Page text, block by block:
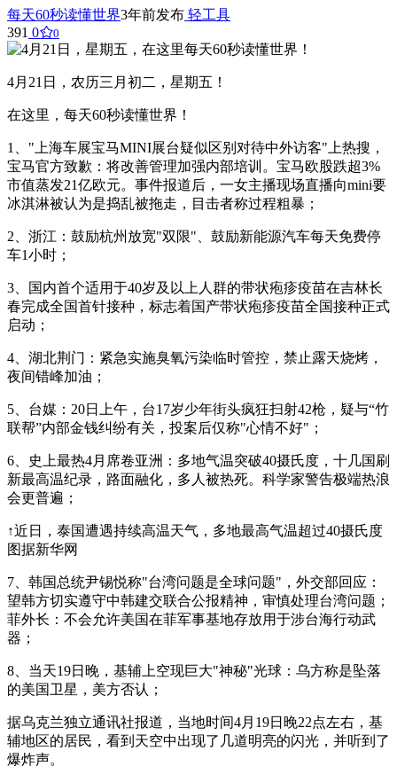
每天60秒读懂世界3年前发布 轻工具
391 0 0
4月21日，农历三月初二，星期五！
在这里，每天60秒读懂世界！
1、"上海车展宝马MINI展台疑似区别对待中外访客"上热搜，
宝马官方致歉：将改善管理加强内部培训。宝马欧股跌超3%
市值蒸发21亿欧元。事件报道后，一女主播现场直播向mini要
冰淇淋被认为是捣乱被拖走，目击者称过程粗暴；
2、浙江：鼓励杭州放宽"双限"、鼓励新能源汽车每天免费停
车1小时；
3、国内首个适用于40岁及以上人群的带状疱疹疫苗在吉林长
春完成全国首针接种，标志着国产带状疱疹疫苗全国接种正式
启动；
4、湖北荆门：紧急实施臭氧污染临时管控，禁止露天烧烤，
夜间错峰加油；
5、台媒：20日上午，台17岁少年街头疯狂扫射42枪，疑与“竹
联帮”内部金钱纠纷有关，投案后仅称"心情不好"；
6、史上最热4月席卷亚洲：多地气温突破40摄氏度，十几国刷
新最高温纪录，路面融化，多人被热死。科学家警告极端热浪
会更普遍；
↑近日，泰国遭遇持续高温天气，多地最高气温超过40摄氏度
图据新华网
7、韩国总统尹锡悦称"台湾问题是全球问题"，外交部回应：
望韩方切实遵守中韩建交联合公报精神，审慎处理台湾问题；
菲外长：不会允许美国在菲军事基地存放用于涉台海行动武
器；
8、当天19日晚，基辅上空现巨大"神秘"光球：乌方称是坠落
的美国卫星，美方否认；
据乌克兰独立通讯社报道，当地时间4月19日晚22点左右，基
辅地区的居民，看到天空中出现了几道明亮的闪光，并听到了
爆炸声。